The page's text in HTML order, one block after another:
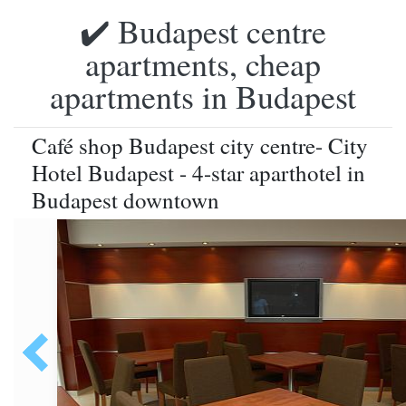
✔️ Budapest centre
apartments, cheap
apartments in Budapest
Café shop Budapest city centre- City
Hotel Budapest - 4-star aparthotel in
Budapest downtown